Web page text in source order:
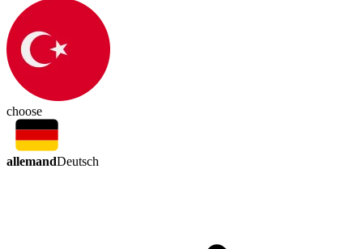
choose
allemandDeutsch